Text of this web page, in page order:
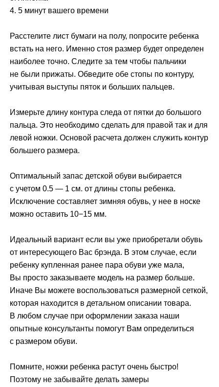
4. 5 минут вашего времени
Расстелите лист бумаги на полу, попросите ребенка
встать на него. Именно стоя размер будет определен
наиболее точно. Следите за тем чтобы пальчики
не были прижаты. Обведите обе стопы по контуру,
учитывая выступы пяток и больших пальцев.
Измерьте длину контура следа от пятки до большого
пальца. Это необходимо сделать для правой так и для
левой ножки. Основой расчета должен служить контур
большего размера.
Оптимальный запас детской обуви выбирается
с учетом 0.5 — 1 см. от длины стопы ребенка.
Исключение составляет зимняя обувь, у нее в носке
можно оставить 10−15 мм.
Идеальный вариант если вы уже приобретали обувь
от интересующего Вас брэнда. В этом случае, если
ребенку купленная ранее пара обуви уже мала,
Вы просто заказываете модель на размер больше.
Иначе Вы можете воспользоваться размерной сеткой,
которая находится в детальном описании товара.
В любом случае при оформлении заказа наши
опытные консультанты помогут Вам определиться
с размером обуви.
Помните, ножки ребенка растут очень быстро!
Поэтому не забывайте делать замеры